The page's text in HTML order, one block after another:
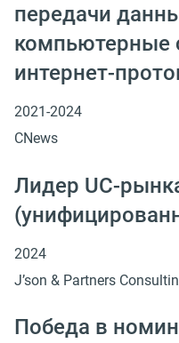
передачи
компьютерные
интернет-
2021-2024
CNews
Лидер UC-
2024
J’son & Partners
Победа в